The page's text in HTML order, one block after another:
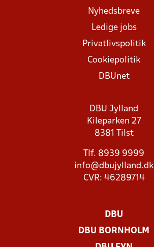
Nyhedsbreve
Ledige jobs
Privatlivspolitik
Cookiepolitik
DBUnet
DBU Jylland
Kileparken 27
8381 Tilst
Tlf. 8939 9999
info@dbujylland.dk
CVR: 46289714
DBU
DBU BORNHOLM